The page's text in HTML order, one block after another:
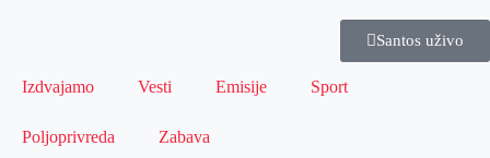
Santos uživo
Izdvajamo Vesti Emisije Sport
Poljoprivreda Zabava